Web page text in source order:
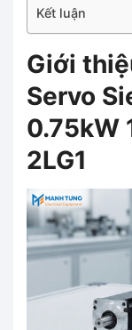
Kết luận
Giới
Servo
0.75kW
2LG1